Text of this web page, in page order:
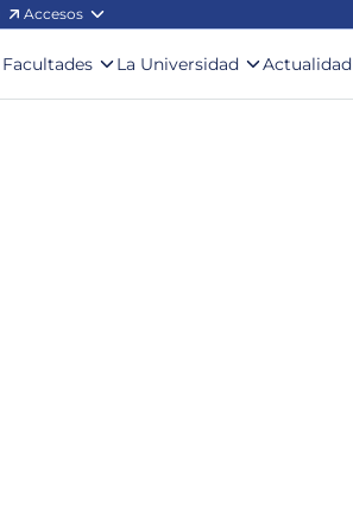
Accesos
Facultades La Universidad Actualidad